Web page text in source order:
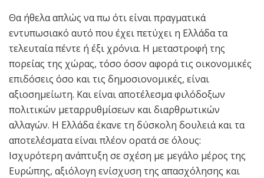
Θα ήθελα απλώς να πω ότι είναι πραγματικά
εντυπωσιακό αυτό που έχει πετύχει η Ελλάδα τα
τελευταία πέντε ή έξι χρόνια. Η μεταστροφή της
πορείας της χώρας, τόσο όσον αφορά τις οικονομικές
επιδόσεις όσο και τις δημοσιονομικές, είναι
αξιοσημείωτη. Και είναι αποτέλεσμα φιλόδοξων
πολιτικών μεταρρυθμίσεων και διαρθρωτικών
αλλαγών. Η Ελλάδα έκανε τη δύσκολη δουλειά και τα
αποτελέσματα είναι πλέον ορατά σε όλους:
Ισχυρότερη ανάπτυξη σε σχέση με μεγάλο μέρος της
Ευρώπης, αξιόλογη ενίσχυση της απασχόλησης και